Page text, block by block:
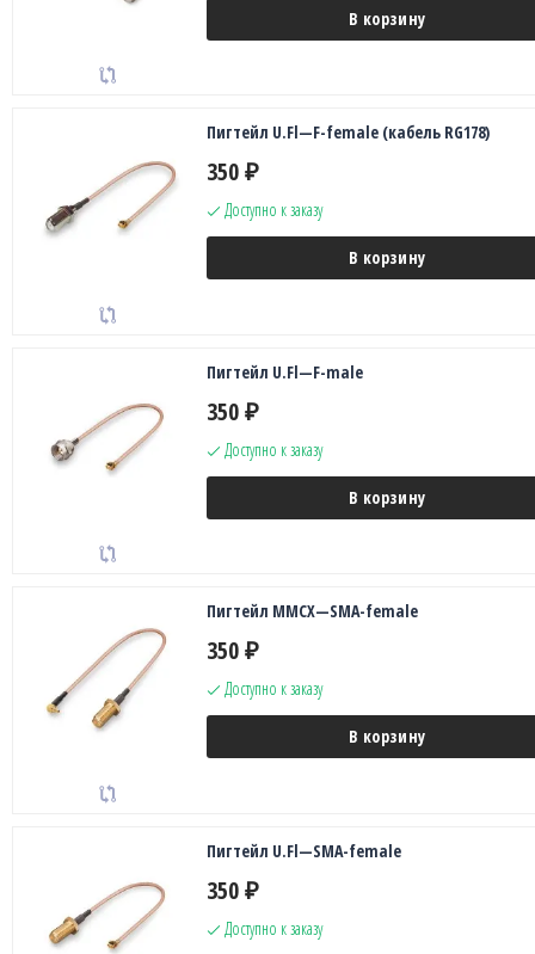
В корзину
Пигтейл U.Fl—F-female (кабель RG178)
350 ₽
Доступно к заказу
В корзину
Пигтейл U.Fl—F-male
350 ₽
Доступно к заказу
В корзину
Пигтейл MMCX—SMA-female
350 ₽
Доступно к заказу
В корзину
Пигтейл U.Fl—SMA-female
350 ₽
Доступно к заказу